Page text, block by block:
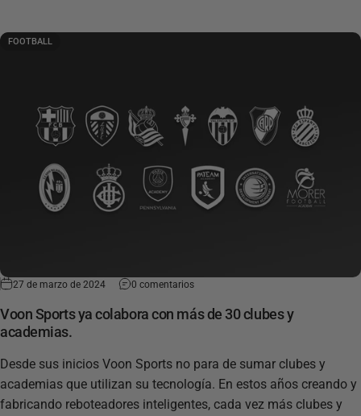
FOOTBALL
27 de marzo de 2024 0 comentarios
Voon Sports ya colabora con más de 30 clubes y
academias.
Desde sus inicios Voon Sports no para de sumar clubes y
academias que utilizan su tecnología. En estos años creando y
fabricando reboteadores inteligentes, cada vez más clubes y